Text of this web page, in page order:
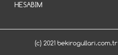
HESABIM
(c) 2021 bekirogullari.com.tr